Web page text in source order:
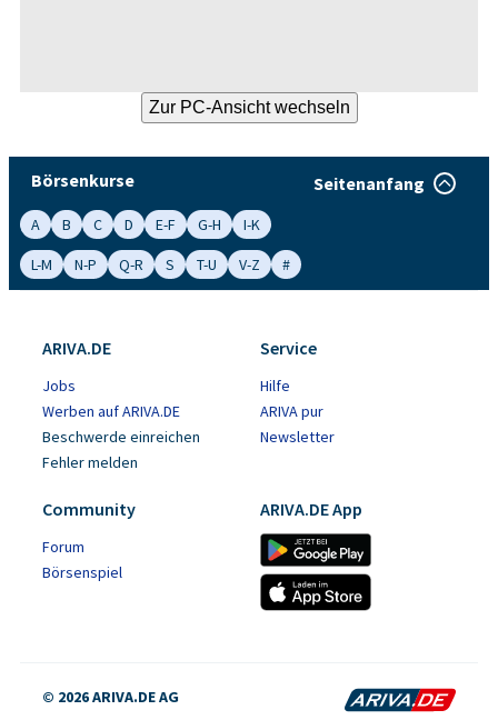
Börsenkurse Seitenanfang
A B C D E-F G-H
I-K
L-M
N-P Q-R S T-U V-Z #
ARIVA.DE
Jobs
Werben auf ARIVA.DE
Beschwerde einreichen
Fehler melden
Service
Hilfe
ARIVA pur
Newsletter
Community
Forum
Börsenspiel
ARIVA.DE App
© 2026 ARIVA.DE AG